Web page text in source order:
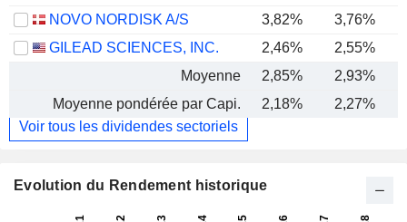
NOVO NORDISK A/S
3,82% 3,76%
GILEAD SCIENCES, INC.
2,46% 2,55%
Moyenne
2,85% 2,93%
Moyenne pondérée par Capi.
2,18% 2,27%
Voir tous les dividendes sectoriels
Evolution du Rendement historique